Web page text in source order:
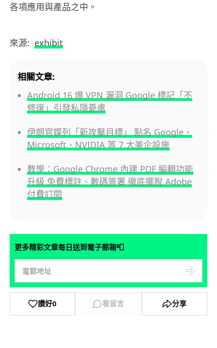
各項應用與產品之中。
來源: exhibit
相關文章:
Android 16 爆 VPN 漏洞 Google 標記「不
修復」引發私隱憂慮
伊朗官媒列「新攻擊目標」 點名 Google、
Microsoft、NVIDIA 等 7 大美企設施
教學：Google Chrome 內建 PDF 編輯功能
升級 免費標註、數碼簽署 徹底擺脫 Adobe
付費訂閱
更多精彩文章每日送到電子郵箱📮
讚好0 看留言 分享